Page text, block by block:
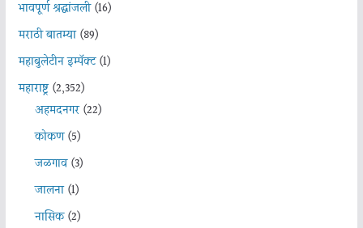
भावपूर्ण श्रद्धांजली(16)
मराठी बातम्या(89)
महाबुलेटीन इम्पॅक्ट(1)
महाराष्ट्र(2,352)
अहमदनगर(22)
कोकण(5)
जळगाव(3)
जालना(1)
नासिक(2)